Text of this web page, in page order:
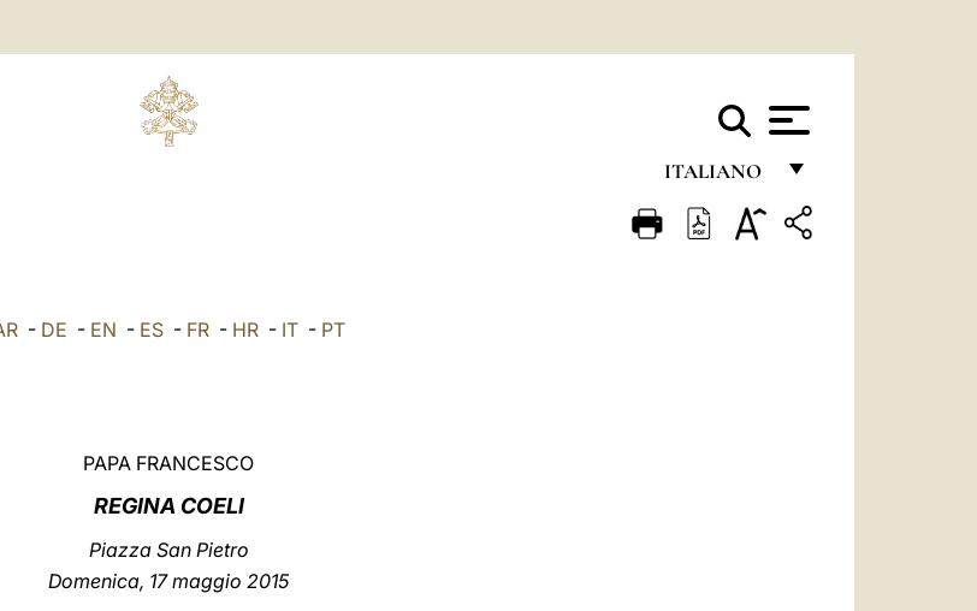
ITALIANO
FRANÇAIS
- DE - EN - ES- FR- HR- IT- PT
PAPA FRANCESCO
REGINA COELI
Piazza San Pietro
Domenica, 17 maggio 2015